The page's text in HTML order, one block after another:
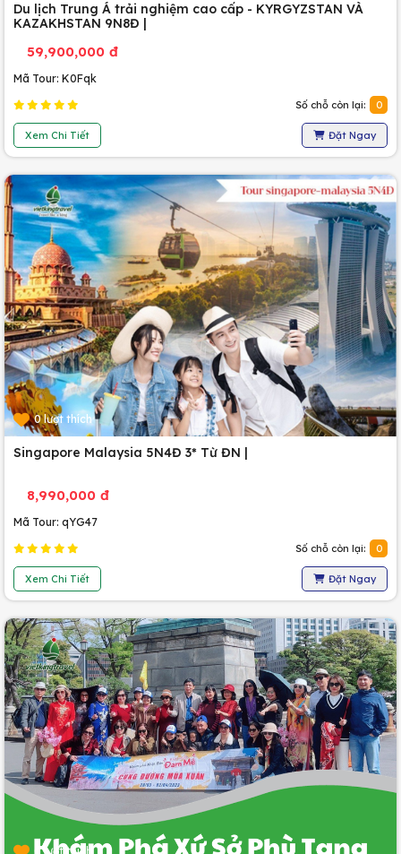
Du lịch Trung Á trải nghiệm cao cấp - KYRGYZSTAN VÀ
KAZAKHSTAN 9N8Đ |
59,900,000 đ
Mã Tour: K0Fqk
Số chỗ còn lại: 0
Xem Chi Tiết Đặt Ngay
0 lượt thích
Singapore Malaysia 5N4Đ 3* Từ ĐN |
8,990,000 đ
Mã Tour: qYG47
Số chỗ còn lại: 0
Xem Chi Tiết Đặt Ngay
0 lượt thích